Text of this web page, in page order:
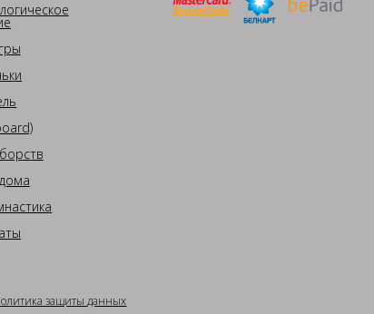
защиты данных